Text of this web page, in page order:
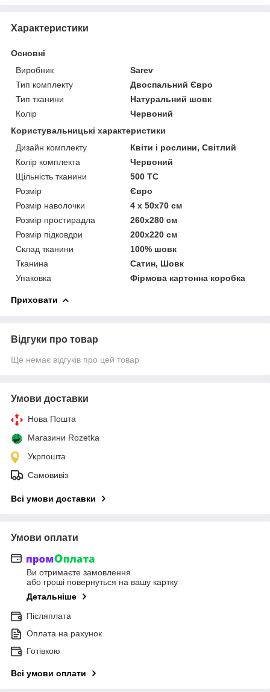
Характеристики
Основні
Виробник
Sarev
Тип комплекту
Двоспальний Євро
Тип тканини
Натуральний шовк
Колір
Червоний
Користувальницькі характеристики
Дизайн комплекту
Квіти і рослини, Світлий
Колір комплекта
Червоний
Щільність тканини
500 ТС
Розмір
Євро
Розмір наволочки
4 x 50х70 см
Розмір простирадла
260х280 см
Розмір підковдри
200х220 см
Склад тканини
100% шовк
Тканина
Сатин, Шовк
Упаковка
Фірмова картонна коробка
Приховати
Відгуки про товар
Ще немає відгуків про цей товар
Умови доставки
Нова Пошта
Магазини Rozetka
Укрпошта
Самовивіз
Всі умови доставки
Умови оплати
Ви отримаєте замовлення
або гроші повернуться на вашу картку
Детальніше
Післяплата
Оплата на рахунок
Готівкою
Всі умови оплати